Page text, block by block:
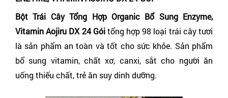
Bột Trái Cây Tổng Hợp Organic Bổ Sung Enzyme,
Vitamin Aojiru DX 24 Góitổng hợp 98 loại trái cây tươi
là sản phẩm an toàn và tốt cho sức khỏe. Sản phẩm
bổ sung vitamin, chất xơ, canxi, sắt cho người ăn
uống thiếu chất, trẻ ăn suy dinh dưỡng.